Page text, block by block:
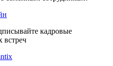
кадровые
встреч